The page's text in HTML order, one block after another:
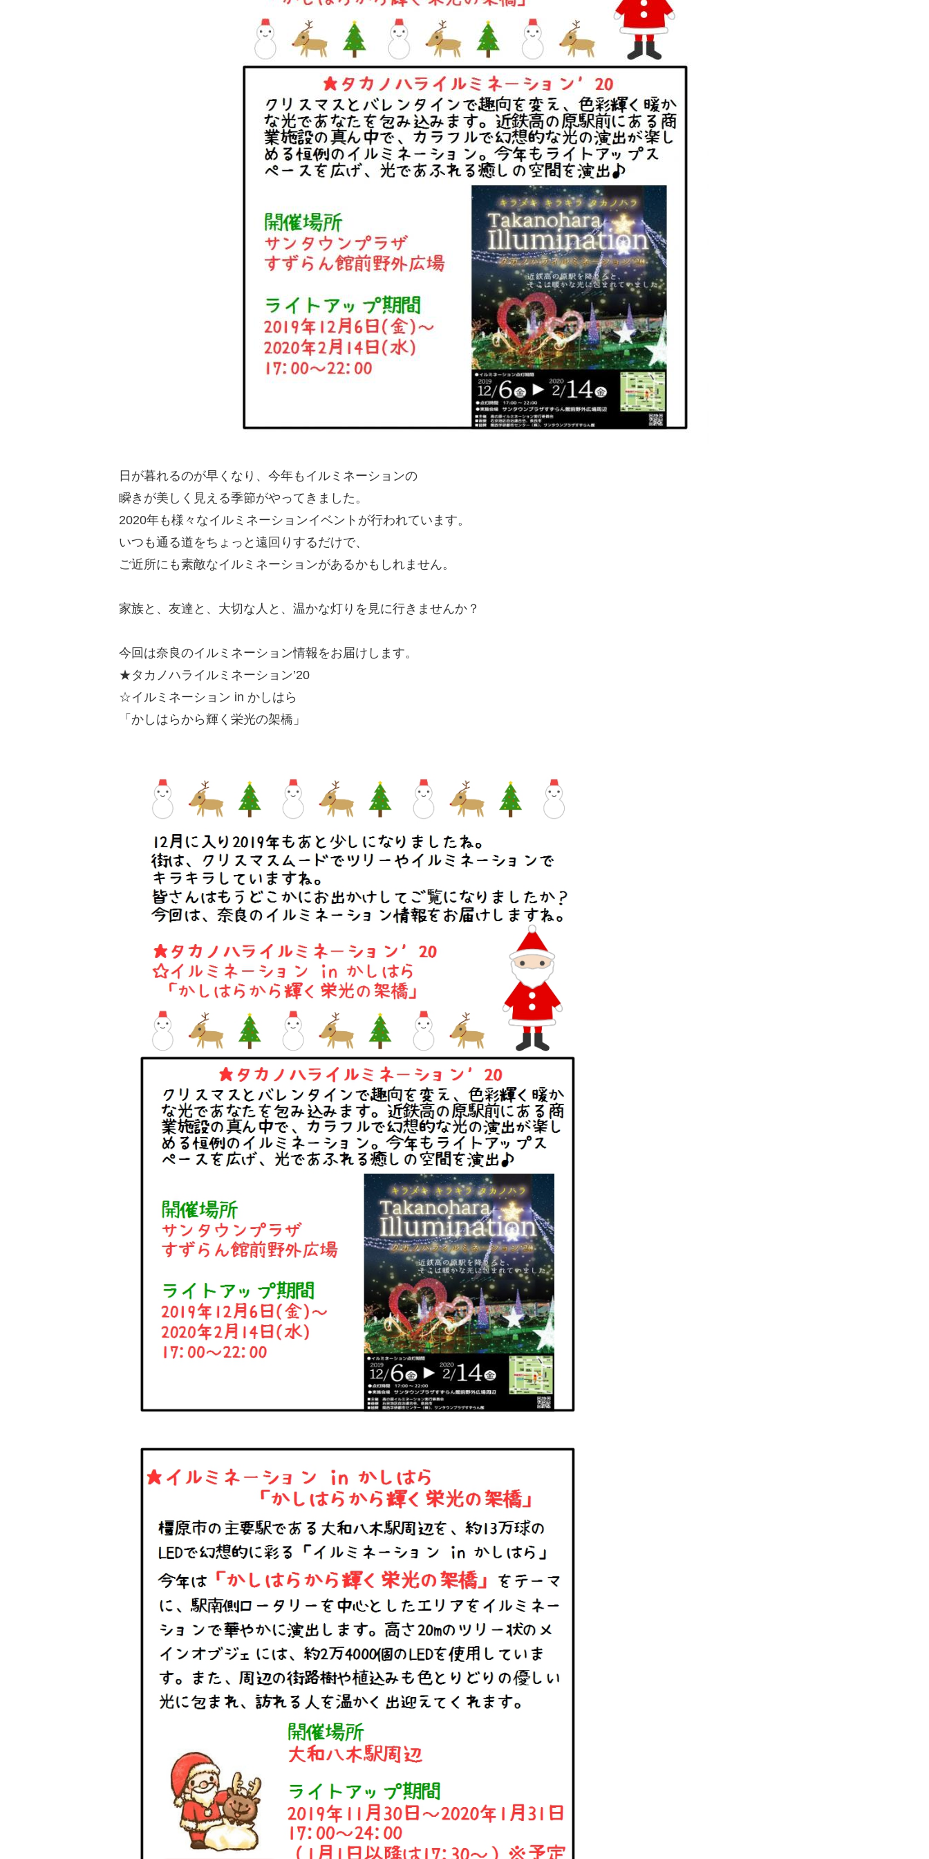
日が暮れるのが早くなり、今年もイルミネーションの
瞬きが美しく見える季節がやってきました。
2020年も様々なイルミネーションイベントが行われています。
いつも通る道をちょっと遠回りするだけで、
ご近所にも素敵なイルミネーションがあるかもしれません。
家族と、友達と、大切な人と、温かな灯りを見に行きませんか？
今回は奈良のイルミネーション情報をお届けします。
★タカノハライルミネーション’20
☆イルミネーション in かしはら
「かしはらから輝く栄光の架橋」